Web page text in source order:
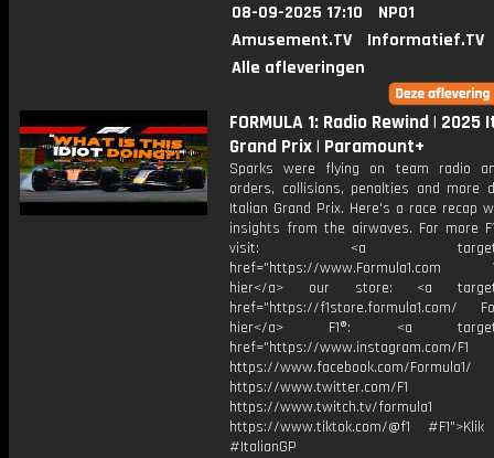
08-09-2025 17:10
NPO1
Amusement.TV
Informatief.TV
Alle afleveringen
FORMULA 1: Radio Rewind | 2025
Grand Prix | Paramount+
Sparks were flying on team radio
orders, collisions, penalties and more
Italian Grand Prix. Here's a race recap
insights from the airwaves. For more
visit: <a
href="https://www.Formula1.com
hier</a> our store: <a
href="https://f1store.formula1.com/
hier</a> F1®: <a
href="https://www.instagram.com/F1
https://www.facebook.com/Formula1/
https://www.twitter.com/F1
https://www.twitch.tv/formula1
https://www.tiktok.com/@f1
#ItalianGP